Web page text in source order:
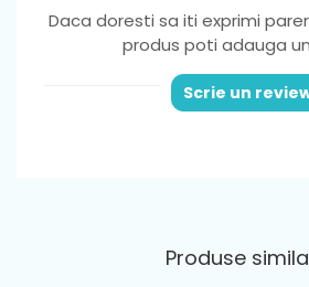
Daca doresti sa iti exprimi
produs poti adauga
Scrie un
Produse